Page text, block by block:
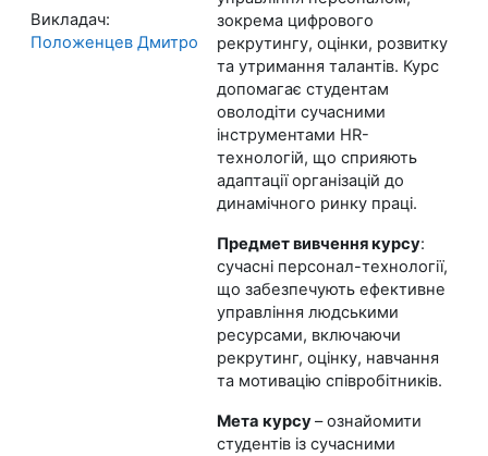
зокрема цифрового
рекрутингу, оцінки, розвитку
та утримання талантів. Курс
допомагає студентам
оволодіти сучасними
інструментами HR-
технологій, що сприяють
адаптації організацій до
динамічного ринку праці.
Предмет вивчення курсу:
сучасні персонал-технології,
що забезпечують ефективне
управління людськими
ресурсами, включаючи
рекрутинг, оцінку, навчання
та мотивацію співробітників.
Мета курсу– ознайомити
студентів із сучасними
Викладач:
Положенцев Дмитро